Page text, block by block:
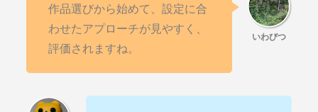
作品選びから始めて、設定に合
わせたアプローチが見やすく、
評価されますね。